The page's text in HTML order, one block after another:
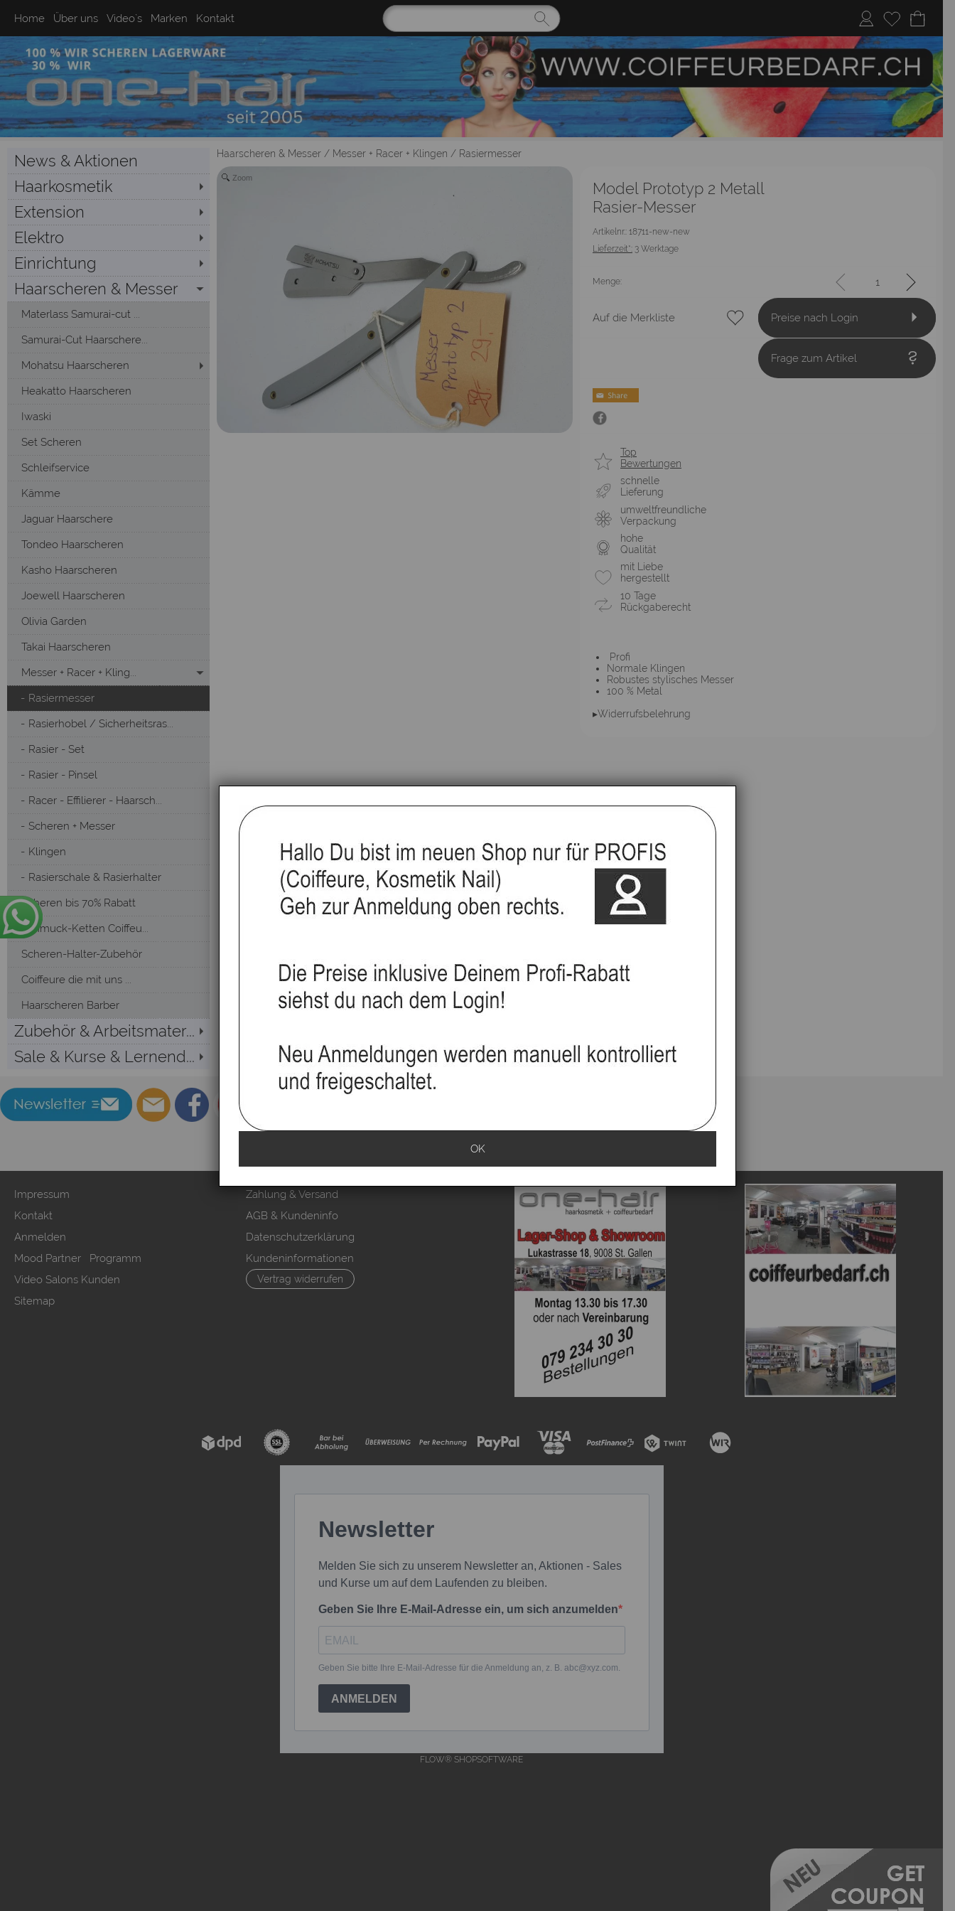
Home Über uns Video`s Marken Kontakt
News & Aktionen
Haarkosmetik
Extension
Elektro
Einrichtung
Haarscheren & Messer
Materlass Samurai-cut ...
Samurai-Cut Haarschere...
Mohatsu Haarscheren
Heakatto Haarscheren
Iwaski
Set Scheren
Schleifservice
Kämme
Jaguar Haarschere
Tondeo Haarscheren
Kasho Haarscheren
Joewell Haarscheren
Olivia Garden
Takai Haarscheren
Messer + Racer + Kling...
Rasiermesser
Rasierhobel / Sicherheitsras...
Rasier - Set
Rasier - Pinsel
Racer - Effilierer - Haarsch...
Scheren + Messer
Klingen
Rasierschale & Rasierhalter
Scheren bis 70% Rabatt
Schmuck-Ketten Coiffeu...
Scheren-Halter-Zubehör
Coiffeure die mit uns ...
Haarscheren Barber
Zubehör & Arbeitsmater...
Sale & Kurse & Lernend...
Haarscheren & Messer / Messer + Racer + Klingen / Rasiermesser
Zoom
Model Prototyp 2 Metall
Rasier-Messer
Artikelnr.: 18711-new-new
Lieferzeit*: 3 Werktage
Menge:
Auf die Merkliste Preise nach Login
Frage zum Artikel
Top
Bewertungen
schnelle
Lieferung
umweltfreundliche
Verpackung
hohe
Qualität
mit Liebe
hergestellt
10 Tage
Rückgaberecht
Profi
Normale Klingen
Robustes stylisches Messer
100 % Metal
▸Widerrufsbelehrung
Impressum
Kontakt
Anmelden
Mood Partner Programm
Video Salons Kunden
Sitemap
Zahlung & Versand
AGB & Kundeninfo
Datenschutzerklärung
Kundeninformationen
Vertrag widerrufen
FLOW® SHOPSOFTWARE
OK